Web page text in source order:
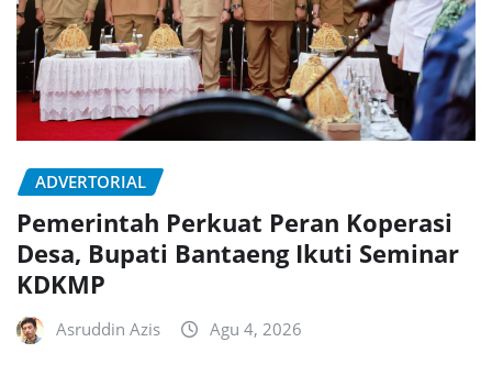
ADVERTORIAL
Pemerintah Perkuat Peran Koperasi
Desa, Bupati Bantaeng Ikuti Seminar
KDKMP
Asruddin Azis Agu 4, 2026